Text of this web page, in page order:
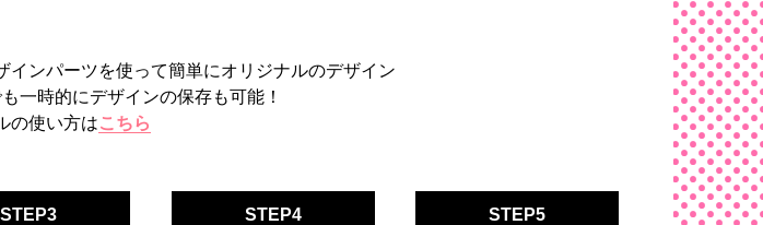
インパーツを使って簡単にオリジナルのデザイン
一時的にデザインの保存も可能！
の使い方はこちら
STEP3 STEP4 STEP5